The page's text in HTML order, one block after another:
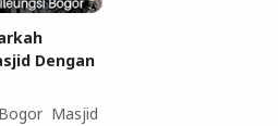
Dengan
Masjid